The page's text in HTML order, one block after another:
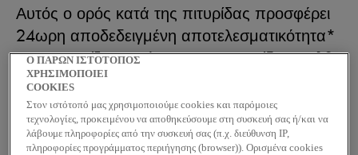
Αυτός ο ορός κατά της πιτυρίδας προσφέρει
24ωρη αποδεδειγμένη αποτελεσματικότητα*
αντιμετωπίζοντας άμεσα την πιτυρίδα και 10
προβλήματα του τριχωτού ενδιάμεσα από τα
λουσίματα.
* Αυτοαξιολόγηση, 33 άτομα, χρήση για 21 ημέρες.
Ο ΠΑΡΩΝ ΙΣΤΟΤΟΠΟΣ
ΧΡΗΣΙΜΟΠΟΙΕΙ
COOKIES
Στον ιστότοπό μας χρησιμοποιούμε cookies και παρόμοιες
τεχνολογίες, προκειμένου να αποθηκεύσουμε στη συσκευή σας ή/και να
λάβουμε πληροφορίες από την συσκευή σας (π.χ. διεύθυνση IP,
πληροφορίες προγράμματος περιήγησης (browser)). Ορισμένα cookies